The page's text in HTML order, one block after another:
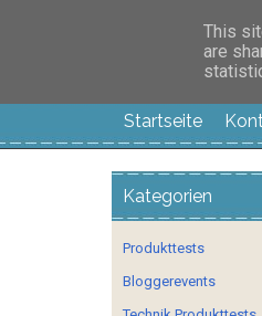
Startseite
Kategorien
Produkttests
Bloggerevents
This
are